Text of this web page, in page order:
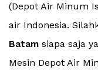
(Depot Air Minum
air Indonesia.
Batam siapa saja
Mesin Depot Air